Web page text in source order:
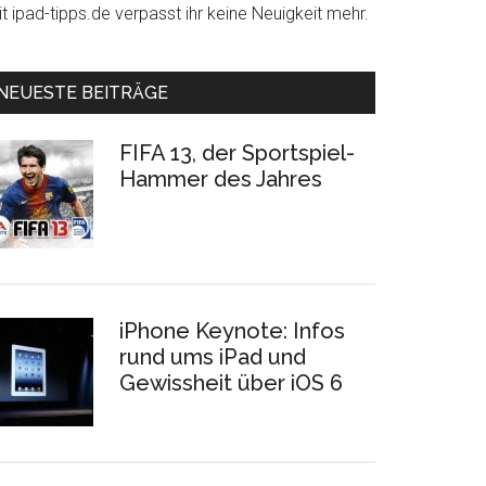
ipad-tipps.de verpasst ihr keine Neuigkeit mehr.
BEITRÄGE
FIFA 13, der Sportspiel-
Hammer des Jahres
iPhone Keynote: Infos
rund ums iPad und
Gewissheit über iOS 6